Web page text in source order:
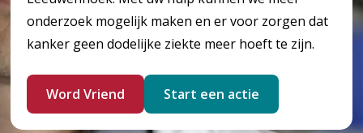
onderzoek mogelijk maken en er voor zorgen dat
kanker geen dodelijke ziekte meer hoeft te zijn.
Word Vriend Start een actie